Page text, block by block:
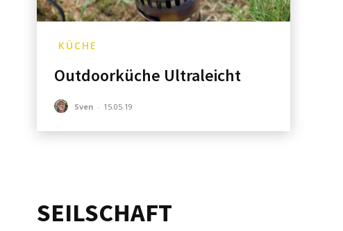
KÜCHE
Outdoorküche Ultraleicht
Sven - 15.05.19
SEILSCHAFT